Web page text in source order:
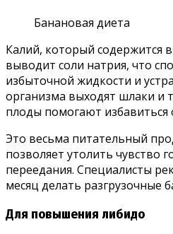
Банановая диета
Калий, который содержится
выводит соли натрия, что
избыточной жидкости и
организма выходят шлаки и
плоды помогают избавиться
Это весьма питательный
позволяет утолить чувство
переедания. Специалисты
месяц делать разгрузочные
Для повышения либидо